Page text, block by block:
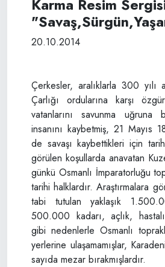
Karma Resim
20.10.2014
Çerkesler, aralıklarla 300 yılı
Çarlığı ordularına karşı
vatanlarını savunma uğruna
insanını kaybetmiş, 21 Mayıs
de savaşı kaybettikleri için
görülen koşullarda anavatan
günkü Osmanlı İmparatorluğu
tarihi halklardır. Araştırmalara
tabi tutulan yaklaşık
500.000 kadarı, açlık,
gibi nedenlerle Osmanlı
yerlerine ulaşamamışlar,
sayıda mezar bırakmışlardır.